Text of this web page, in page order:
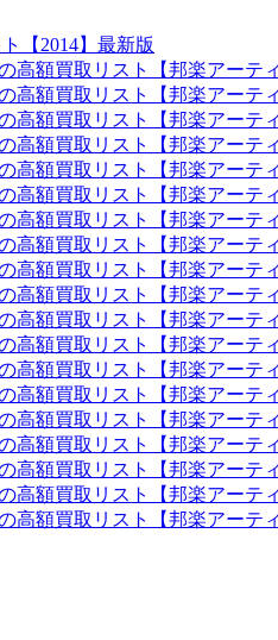
【2014】最新版
高額買取リスト【邦楽アーテ
高額買取リスト【邦楽アーテ
高額買取リスト【邦楽アーテ
高額買取リスト【邦楽アーテ
高額買取リスト【邦楽アーテ
高額買取リスト【邦楽アーテ
高額買取リスト【邦楽アーテ
高額買取リスト【邦楽アーテ
高額買取リスト【邦楽アーテ
高額買取リスト【邦楽アーテ
高額買取リスト【邦楽アーテ
高額買取リスト【邦楽アーテ
高額買取リスト【邦楽アーテ
高額買取リスト【邦楽アーテ
高額買取リスト【邦楽アーテ
高額買取リスト【邦楽アーテ
高額買取リスト【邦楽アーテ
高額買取リスト【邦楽アーテ
高額買取リスト【邦楽アーテ